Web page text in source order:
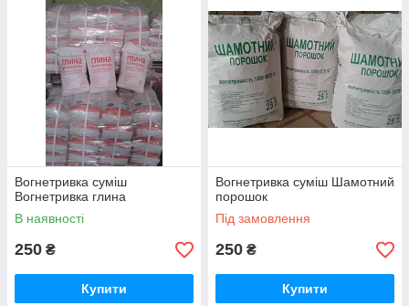
Вогнетривка суміш
Вогнетривка глина
В наявності
250 ₴
Купити
Вогнетривка суміш Шамотний
порошок
Під замовлення
250 ₴
Купити